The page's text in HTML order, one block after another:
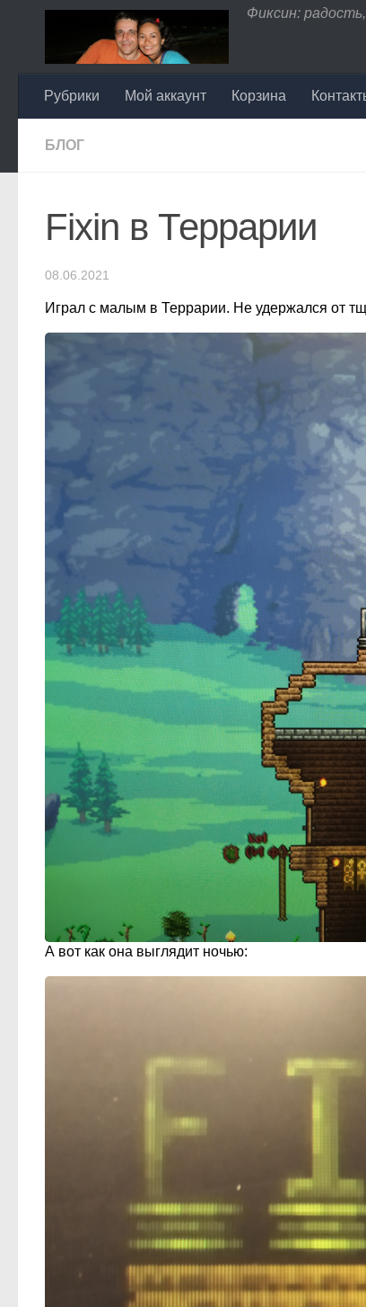
Перейти к содержимому
Фиксин:
Рубрики Мой аккаунт Корзина
БЛОГ
Fixin в Террарии
08.06.2021
Играл с малым в Террарии. Не удержался от
А вот как она выглядит ночью: